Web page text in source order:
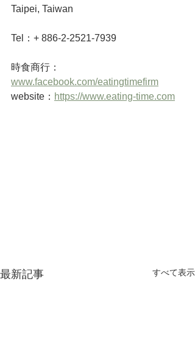
Taipei, Taiwan
Tel：+ 886-2-2521-7939
時食商行：
www.facebook.com/eatingtimefirm
website： https://www.eating-time.com
最新記事 すべて表示